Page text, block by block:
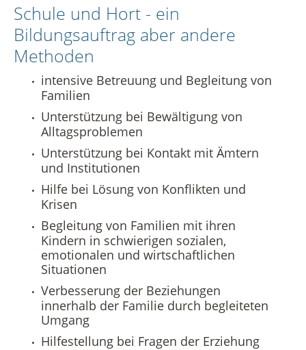
Schule und Hort - ein
Bildungsauftrag aber andere
Methoden
intensive Betreuung und Begleitung von
Familien
Unterstützung bei Bewältigung von
Alltagsproblemen
Unterstützung bei Kontakt mit Ämtern
und Institutionen
Hilfe bei Lösung von Konflikten und
Krisen
Begleitung von Familien mit ihren
Kindern in schwierigen sozialen,
emotionalen und wirtschaftlichen
Situationen
Verbesserung der Beziehungen
innerhalb der Familie durch begleiteten
Umgang
Hilfestellung bei Fragen der Erziehung